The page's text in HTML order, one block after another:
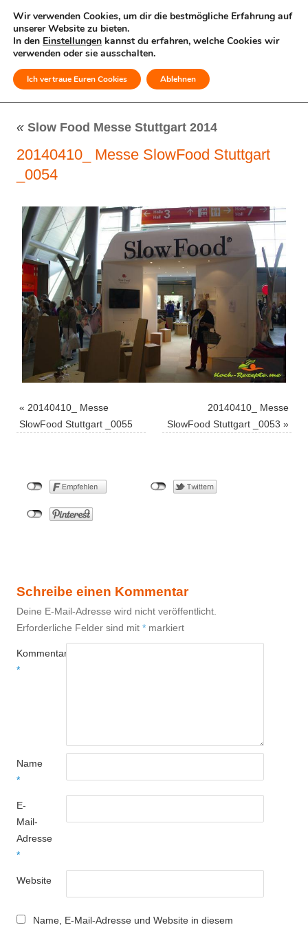
MENÜ
« Slow Food Messe Stuttgart 2014
20140410_ Messe SlowFood Stuttgart
_0054
« 20140410_ Messe
SlowFood Stuttgart _0055
20140410_ Messe
SlowFood Stuttgart _0053 »
Schreibe einen Kommentar
Deine E-Mail-Adresse wird nicht veröffentlicht.
Erforderliche Felder sind mit * markiert
Kommentar
*
Name
*
E-
Mail-
Adresse
*
Website
Name, E-Mail-Adresse und Website in diesem
Wir verwenden Cookies, um dir die bestmögliche Erfahrung auf
unserer Website zu bieten.
In den Einstellungen kannst du erfahren, welche Cookies wir
verwenden oder sie ausschalten.
Ich vertraue Euren Cookies Ablehnen